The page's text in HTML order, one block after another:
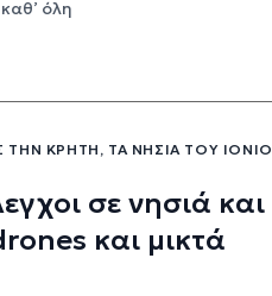
όλη
ΚΡΉΤΗ, ΤΑ ΝΗΣΙΆ ΤΟΥ
σε νησιά και
και μικτά